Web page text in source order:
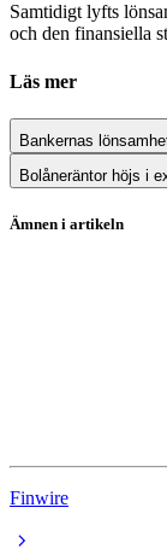
Samtidigt lyfts
och den finansiella
Läs mer
Bankernas
Bolåneräntor höjs i
Ämnen i artikeln
Finwire